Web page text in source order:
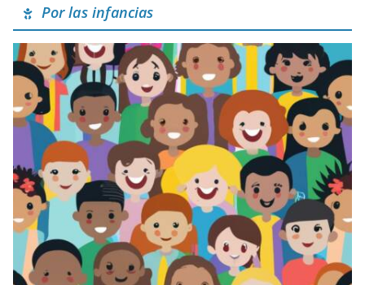
Por las infancias